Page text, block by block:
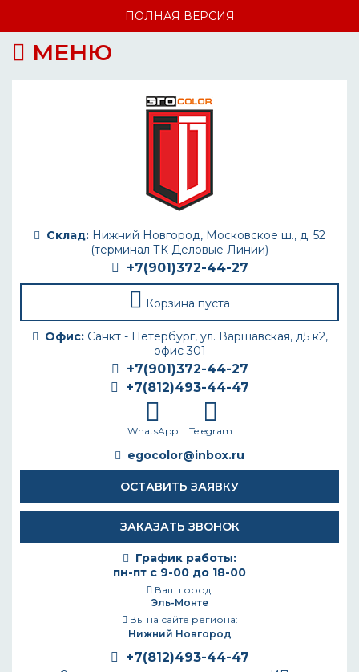
ПОЛНАЯ ВЕРСИЯ
МЕНЮ
Склад: Нижний Новгород, Московское ш., д. 52
(терминал ТК Деловые Линии)
+7(901)372-44-27
Корзина пуста
Офис:Санкт - Петербург, ул. Варшавская, д5 к2,
офис 301
+7(901)372-44-27
+7(812)493-44-47
WhatsApp Telegram
egocolor@inbox.ru
ОСТАВИТЬ ЗАЯВКУ
ЗАКАЗАТЬ ЗВОНОК
График работы:
пн-пт с 9-00 до 18-00
Ваш город:
Эль-Монте
Вы на сайте региона:
Нижний Новгород
+7(812)493-44-47